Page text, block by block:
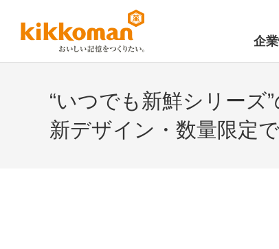
企
“いつでも新鮮シリーズ
新デザイン・数量限定で